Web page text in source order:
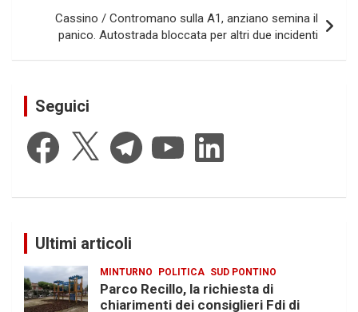
Cassino / Contromano sulla A1, anziano semina il
panico. Autostrada bloccata per altri due incidenti
Seguici
Facebook Telegram YouTube LinkedIn
Ultimi articoli
MINTURNO POLITICA SUD PONTINO
Parco Recillo, la richiesta di
chiarimenti dei consiglieri Fdi di